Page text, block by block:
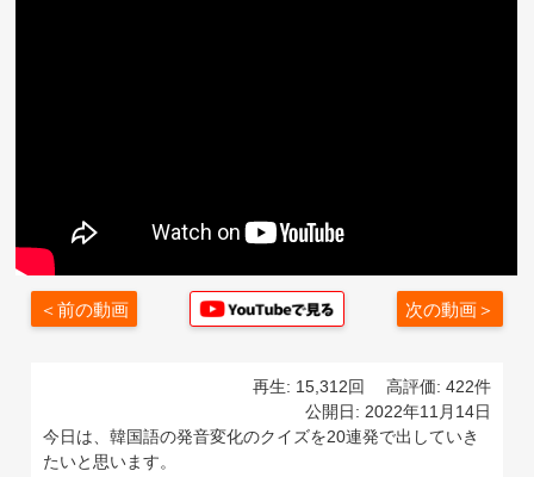
＜前の動画 次の動画＞
高評価: 422件
再生: 15,312回
公開日: 2022年11月14日
今日は、韓国語の発音変化のクイズを20連発で出していき
たいと思います。